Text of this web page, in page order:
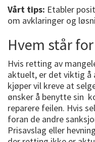
Vårt tips: Etabler
om avklaringer og
Hvem står
Hvis retting av
aktuelt, er det viktig å
kjøper vil kreve at
ønsker å benytte sin
reparere feilen. Hvis
foran de andre
Prisavslag eller